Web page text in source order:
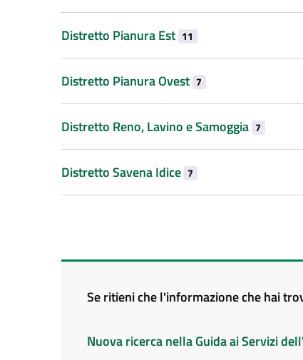
Distretto Pianura Est 11
Distretto Pianura Ovest 7
Distretto Reno, Lavino e Samoggia 7
Distretto Savena Idice 7
Se ritieni che l'informazione che hai
Nuova ricerca nella Guida ai Servizi